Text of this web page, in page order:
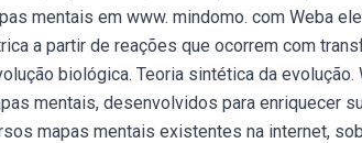
mentais em www. mindomo. com Weba
a partir de reações que ocorrem com
biológica. Teoria sintética da
mentais, desenvolvidos para enriquecer
mapas mentais existentes na internet,